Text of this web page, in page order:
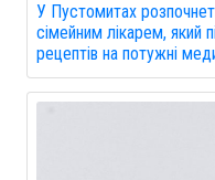
У Пустомитах
сімейним лікарем, який
рецептів на потужні